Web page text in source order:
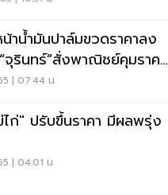
าน้ำมันปาล์มขวดราคาลง
จุรินทร์”สั่งพาณิชย์คุมราคา
| 07:44 น.
ก่" ปรับขึ้นราคา มีผลพรุ่ง
| 04:01 น.